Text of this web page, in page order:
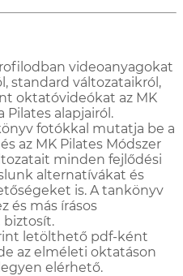
videoanyagokat
standard változataikról,
oktatóvideókat az MK
Pilates alapjairól.
fotókkal mutatja be a
az MK Pilates Módszer
minden fejlődési
alternatívákat és
is. A tankönyv
és más írásos
biztosít.
letölthető pdf-ként
az elméleti oktatáson
elérhető.